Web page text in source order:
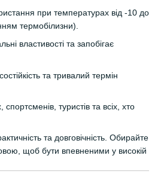
при температурах від -10 до
термобілизни).
властивості та запобігає
та тривалий термін
туристів та всіх, хто
та довговічність. Обирайте
щоб бути впевненими у високій